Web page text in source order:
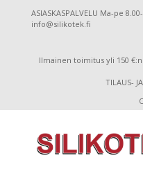
ASIASKASPALVELU Ma-pe
info@silikotek.fi
Ilmainen toimitus yli 150
TILAUS-